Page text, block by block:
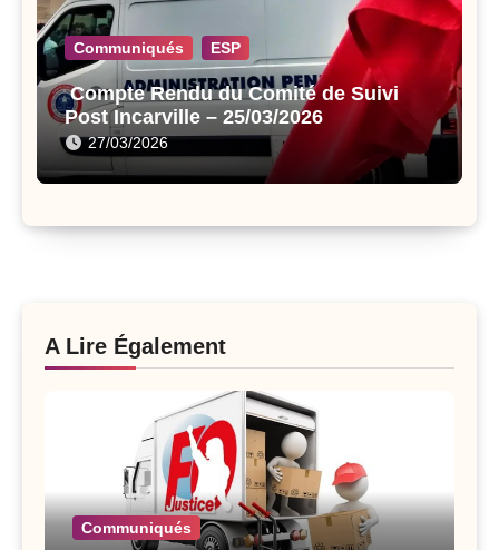
Communiqués ESP
Compte Rendu du Comité de Suivi
Post Incarville – 25/03/2026
27/03/2026
A Lire Également
Communiqués